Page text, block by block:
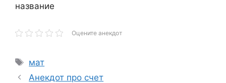
название
Оцените анекдот
Метки
мат
Анекдот про счет